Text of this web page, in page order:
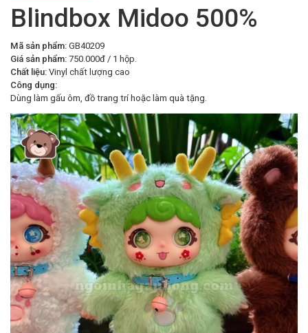
Blindbox Midoo 500%
Mã sản phẩm: GB40209
Giá sản phẩm: 750.000đ / 1 hộp.
Chất liệu: Vinyl chất lượng cao
Công dụng:
Dùng làm gấu ôm, đồ trang trí hoặc làm quà tặng.